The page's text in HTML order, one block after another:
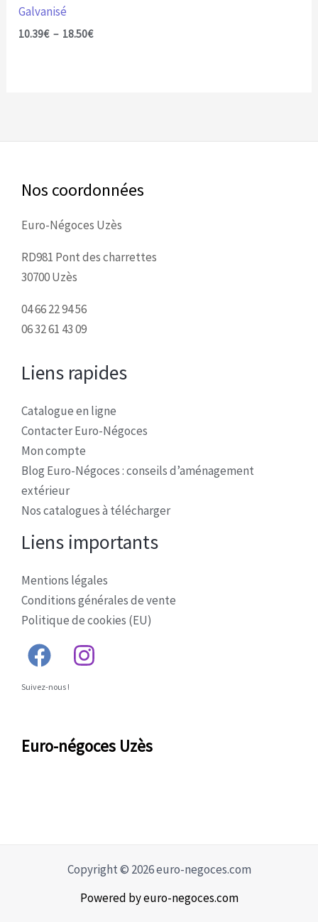
Galvanisé
10.39€ – 18.50€
sur
la
Nos coordonnées
Euro-Négoces Uzès
RD981 Pont des charrettes
30700 Uzès
04 66 22 94 56
06 32 61 43 09
Liens rapides
Catalogue en ligne
Contacter Euro-Négoces
Mon compte
Blog Euro-Négoces : conseils d’aménagement
extérieur
Nos catalogues à télécharger
Liens importants
Mentions légales
Conditions générales de vente
Politique de cookies (EU)
Suivez-nous !
Euro-négoces Uzès
Copyright © 2026 euro-negoces.com
Powered by euro-negoces.com